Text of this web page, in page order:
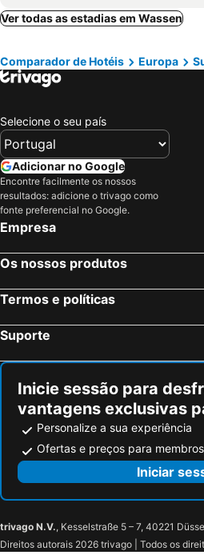
Täsch, Valais Hotéis
Celerina-Schlarigna, Grisões Hotéis
Saas Fee, Valais Hotéis
Zurique, Zurique Hotéis
Interlaken, Berna Hotéis
St. Moritz, Grisões Hotéis
Chur, Grisões Hotéis
Glattbrugg, Zurique Hotéis
Cointrin, Genébra Hotéis
Ver todas as estadias em Wassen
Comparador de Hotéis Europa
Selecione o seu país
Adicionar no Google
Encontre facilmente os nossos
resultados: adicione o trivago como
fonte preferencial no Google.
Empresa
Os nossos produtos
Termos e políticas
Suporte
Inicie sessão para
vantagens exclusivas
Personalize a sua experiência
Ofertas e preços para membros
Iniciar
trivago N.V., Kesselstraße 5 – 7, 40221
Direitos autorais 2026 trivago | Todos os